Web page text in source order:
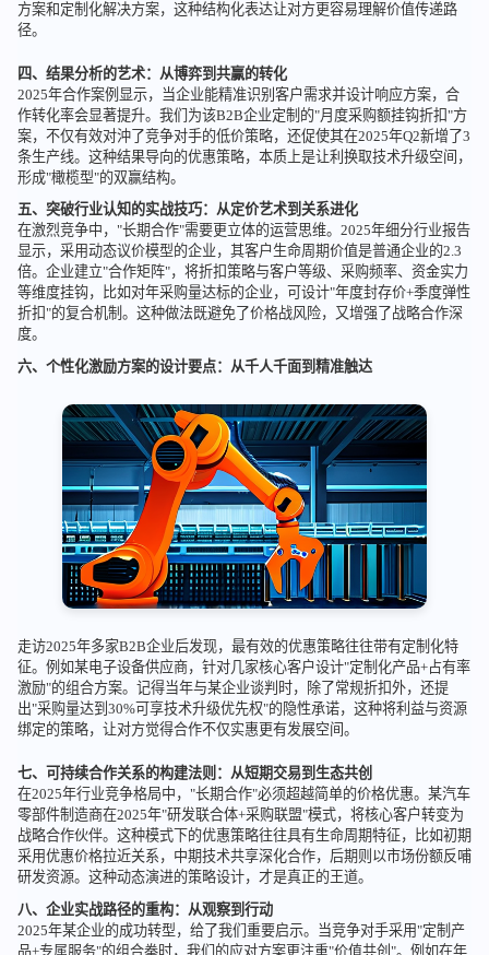
方案和定制化解决方案，这种结构化表达让对方更容易理解价值传递路
径。
四、结果分析的艺术：从博弈到共赢的转化
2025年合作案例显示，当企业能精准识别客户需求并设计响应方案，合
作转化率会显著提升。我们为该B2B企业定制的"月度采购额挂钩折扣"方
案，不仅有效对沖了竞争对手的低价策略，还促使其在2025年Q2新增了3
条生产线。这种结果导向的优惠策略，本质上是让利换取技术升级空间，
形成"橄榄型"的双赢结构。
五、突破行业认知的实战技巧：从定价艺术到关系进化
在激烈竞争中，"长期合作"需要更立体的运营思维。2025年细分行业报告
显示，采用动态议价模型的企业，其客户生命周期价值是普通企业的2.3
倍。企业建立"合作矩阵"，将折扣策略与客户等级、采购频率、资金实力
等维度挂钩，比如对年采购量达标的企业，可设计"年度封存价+季度弹性
折扣"的复合机制。这种做法既避免了价格战风险，又增强了战略合作深
度。
六、个性化激励方案的设计要点：从千人千面到精准触达
走访2025年多家B2B企业后发现，最有效的优惠策略往往带有定制化特
征。例如某电子设备供应商，针对几家核心客户设计"定制化产品+占有率
激励"的组合方案。记得当年与某企业谈判时，除了常规折扣外，还提
出"采购量达到30%可享技术升级优先权"的隐性承诺，这种将利益与资源
绑定的策略，让对方觉得合作不仅实惠更有发展空间。
七、可持续合作关系的构建法则：从短期交易到生态共创
在2025年行业竞争格局中，"长期合作"必须超越简单的价格优惠。某汽车
零部件制造商在2025年"研发联合体+采购联盟"模式，将核心客户转变为
战略合作伙伴。这种模式下的优惠策略往往具有生命周期特征，比如初期
采用优惠价格拉近关系，中期技术共享深化合作，后期则以市场份额反哺
研发资源。这种动态演进的策略设计，才是真正的王道。
八、企业实战路径的重构：从观察到行动
2025年某企业的成功转型，给了我们重要启示。当竞争对手采用"定制产
品+专属服务"的组合拳时，我们的应对方案更注重"价值共创"。例如在年